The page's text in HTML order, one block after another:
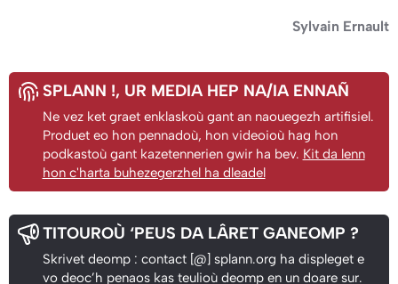
Sylvain Ernault
SPLANN !, UR MEDIA HEP NA/IA ENNAÑ
Ne vez ket graet enklaskoù gant an naouegezh artifisiel.
Produet eo hon pennadoù, hon videoioù hag hon
podkastoù gant kazetennerien gwir ha bev. Kit da lenn
hon c'harta buhezegerzhel ha dleadel
TITOUROÙ ‘PEUS DA LÂRET GANEOMP ?
Skrivet deomp : contact [@] splann.org ha displeget e
vo deoc’h penaos kas teulioù deomp en un doare sur.